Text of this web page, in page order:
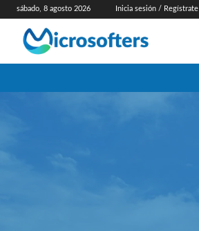
sábado, 8 agosto 2026 Inicia sesión / Regístrate